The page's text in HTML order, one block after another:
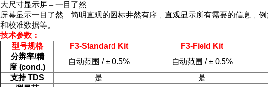
大尺寸显示屏 – 一目了然
屏幕显示一目了然，简明直观的图标井然有序，直观显示所有需要的信息，
和校准数据等。
技术参数：
型号规格
F3-Standard Kit F3-Field Kit
分辨率/精
度 (cond.)
自动范围 / ± 0.5% 自动范围 / ± 0.5%
支持 TDS 是 是